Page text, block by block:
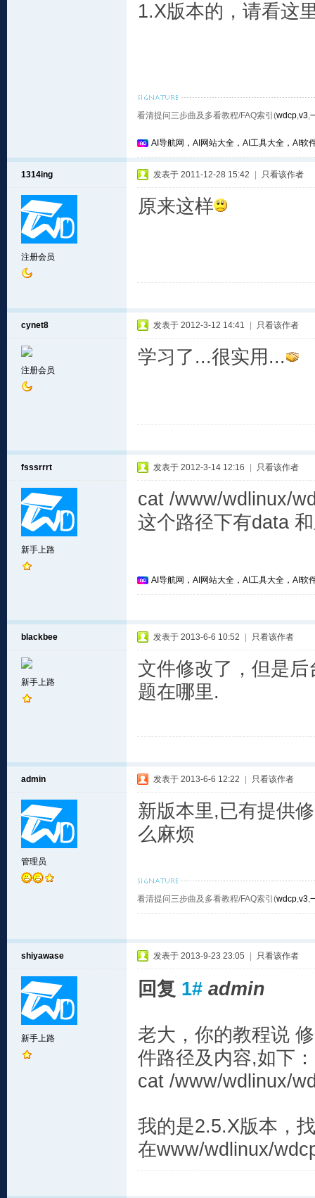
1.X版本的，请看这
看清提问三步曲及多看教程/FAQ索引(wdcp,v3,
AI导航网，AI网站大全，AI工具大全，AI软
1314ing
注册会员
发表于 2011-12-28 15:42 只看该作者
原来这样
cynet8
注册会员
发表于 2012-3-12 14:41 只看该作者
学习了...很实用...
fsssrrrt
新手上路
发表于 2012-3-14 12:16 只看该作者
cat /www/wdlinux/
这个路径下有data
AI导航网，AI网站大全，AI工具大全，AI软
blackbee
新手上路
发表于 2013-6-6 10:52 只看该作者
文件修改了，但是后
题在哪里.
admin
管理员
发表于 2013-6-6 12:22 只看该作者
新版本里,已有提供
么麻烦
看清提问三步曲及多看教程/FAQ索引(wdcp,v3,
shiyawase
新手上路
发表于 2013-9-23 23:05 只看该作者
回复 1# admin
老大，你的教程说
件路径及内容,如下：
cat /www/wdlinux/
我的是2.5.X版本，
在www/wdlinux/